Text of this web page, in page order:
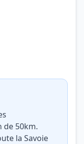
de 50km.
la Savoie